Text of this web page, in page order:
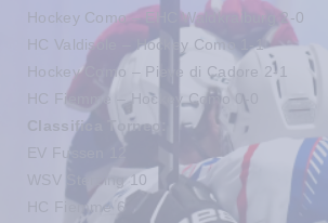
Hockey Como – EHC Waldkraiburg 2-0
HC Valdisole – Hockey Como 1-1
Hockey Como – Pieve di Cadore 2-1
HC Fiemme – Hockey Como 0-0
Classifica Torneo:
EV Fussen 12
WSV Sterzing 10
HC Fiemme 6